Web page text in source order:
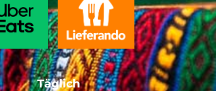
Täglich